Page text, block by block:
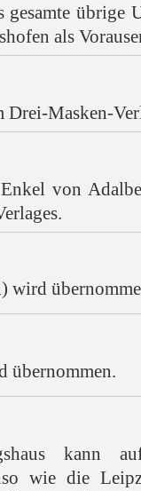
gesamte übrige
als
Drei-Masken-
von
wird
übernommen.
kann
wie die